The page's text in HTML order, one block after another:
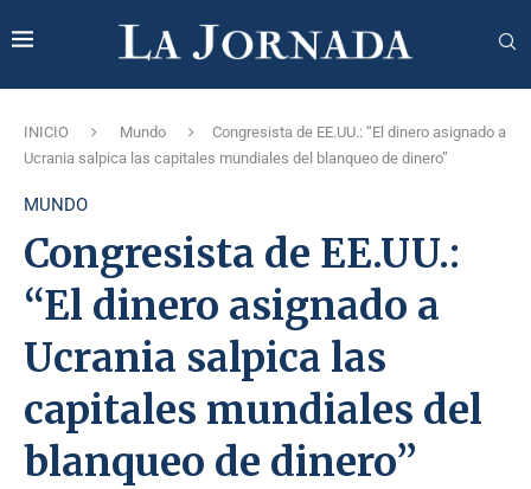
INICIO Mundo
Congresista de EE.UU.: “El dinero asignado a
Ucrania salpica las capitales mundiales del blanqueo de dinero”
MUNDO
Congresista de EE.UU.:
“El dinero asignado a
Ucrania salpica las
capitales mundiales del
blanqueo de dinero”